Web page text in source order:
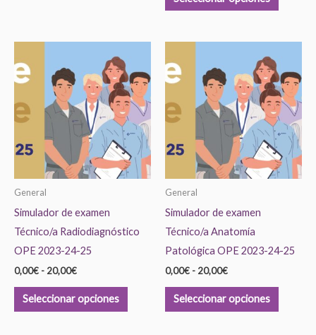
General
Simulador de examen
Técnico/a Radiodiagnóstico
OPE 2023-24-25
0,00€ - 20,00€
precios:
desde
0,00€
hasta
20,00€
Seleccionar opciones
producto
tiene
múltiples
variantes.
Las
opciones
General
Simulador de examen
Técnico/a Anatomía
Patológica OPE 2023-24-25
0,00€ - 20,00€
precios:
desde
0,00€
hasta
20,00€
Seleccionar opciones
tiene
Las